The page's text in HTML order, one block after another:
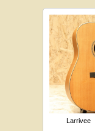
Larrivee